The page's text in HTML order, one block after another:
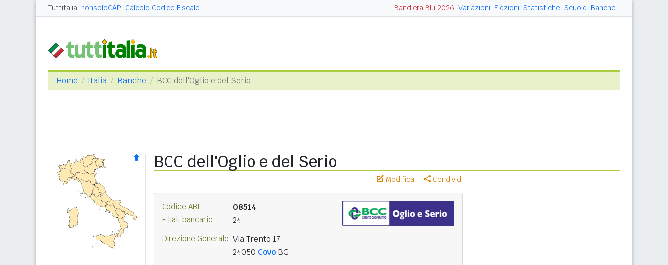
Tuttitalia nonsoloCAP Calcolo Codice Fiscale Bandiera Blu 2026 Variazioni Elezioni Statistiche Scuole Banche
Home Italia Banche BCC dell'Oglio e del Serio
BCC dell'Oglio e del Serio
Modifica Condividi
Codice ABI 08514
Filiali bancarie 24
Direzione Generale Via Trento 17
24050 Covo BG